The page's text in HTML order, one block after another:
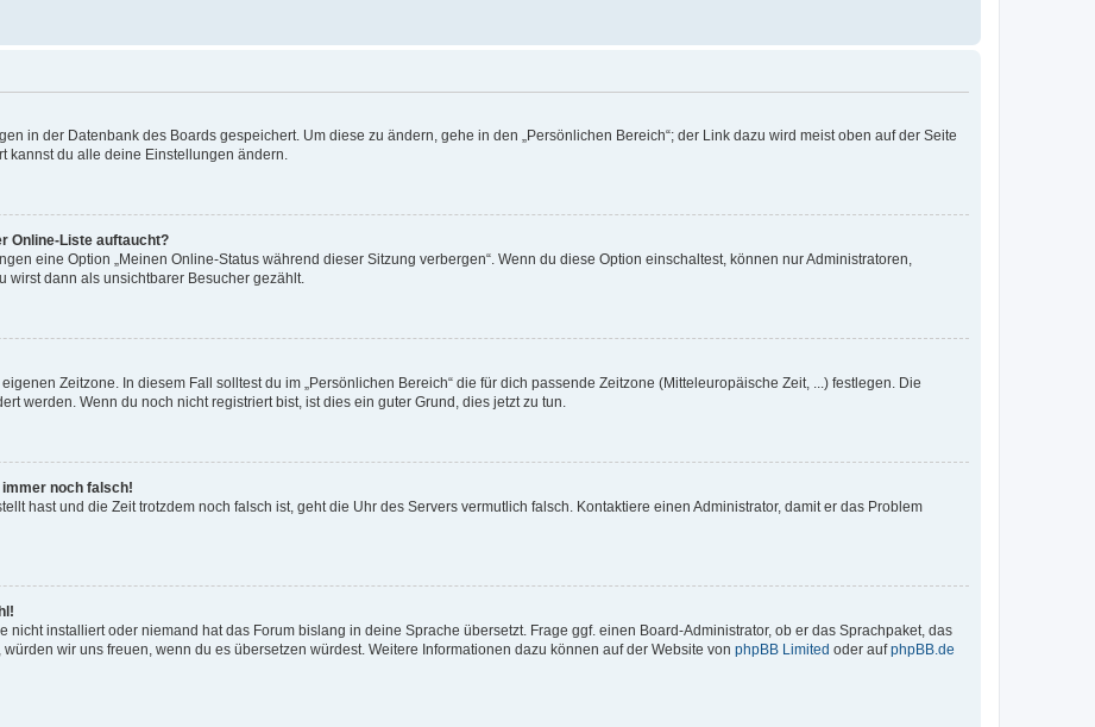
in der Datenbank des Boards gespeichert. Um diese zu ändern, gehe in den „Persönlichen Bereich“; der Link dazu wird meist oben auf der Seite
kannst du alle deine Einstellungen ändern.
Online-Liste auftaucht?
eine Option „Meinen Online-Status während dieser Sitzung verbergen“. Wenn du diese Option einschaltest, können nur Administratoren,
dann als unsichtbarer Besucher gezählt.
Zeitzone. In diesem Fall solltest du im „Persönlichen Bereich“ die für dich passende Zeitzone (Mitteleuropäische Zeit, ...) festlegen. Die
werden. Wenn du noch nicht registriert bist, ist dies ein guter Grund, dies jetzt zu tun.
immer noch falsch!
hast und die Zeit trotzdem noch falsch ist, geht die Uhr des Servers vermutlich falsch. Kontaktiere einen Administrator, damit er das Problem
installiert oder niemand hat das Forum bislang in deine Sprache übersetzt. Frage ggf. einen Board-Administrator, ob er das Sprachpaket, das
wir uns freuen, wenn du es übersetzen würdest. Weitere Informationen dazu können auf der Website von phpBB Limited oder aufphpBB.de